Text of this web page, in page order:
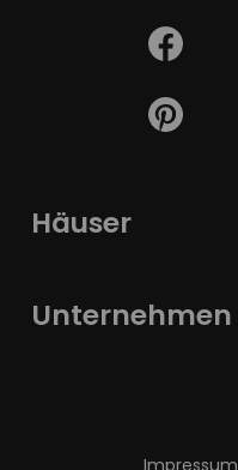
Häuser
Unternehmen